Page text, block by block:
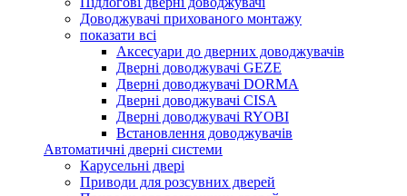
Доводжувачі прихованого монтажу
показати всі
Аксесуари до дверних доводжувачів
Дверні доводжувачі GEZE
Дверні доводжувачі DORMA
Дверні доводжувачі CISA
Дверні доводжувачі RYOBI
Встановлення доводжувачів
Автоматичні дверні системи
Карусельні двері
Приводи для розсувних дверей